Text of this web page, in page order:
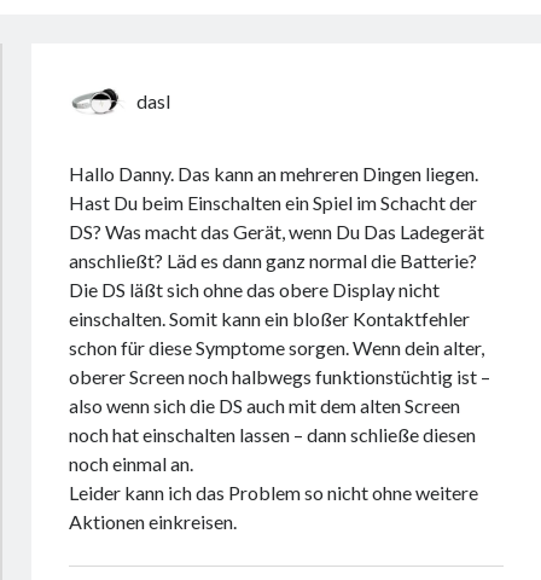
dasI
Hallo Danny. Das kann an mehreren Dingen liegen.
Hast Du beim Einschalten ein Spiel im Schacht der
DS? Was macht das Gerät, wenn Du Das Ladegerät
anschließt? Läd es dann ganz normal die Batterie?
Die DS läßt sich ohne das obere Display nicht
einschalten. Somit kann ein bloßer Kontaktfehler
schon für diese Symptome sorgen. Wenn dein alter,
oberer Screen noch halbwegs funktionstüchtig ist –
also wenn sich die DS auch mit dem alten Screen
noch hat einschalten lassen – dann schließe diesen
noch einmal an.
Leider kann ich das Problem so nicht ohne weitere
Aktionen einkreisen.